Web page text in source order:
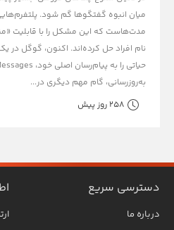
نام افراد حل کرده‌اند. اکنون، گوگل در
به‌روزرسانی، گام مهم دیگری در...
258 روز پیش
دسترسی سریع
درباره ما